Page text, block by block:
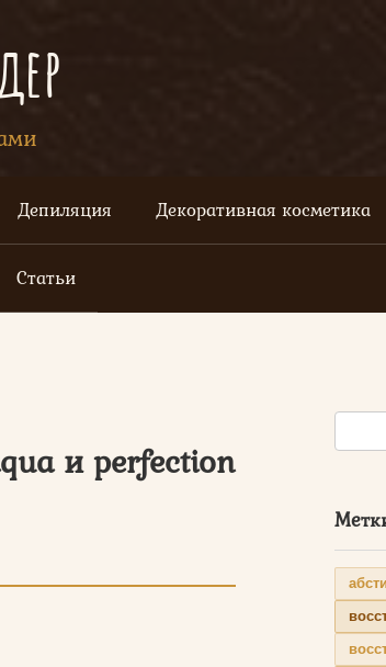
Депиляция Декоративная косметика
Статьи
и perfection
Поиск: